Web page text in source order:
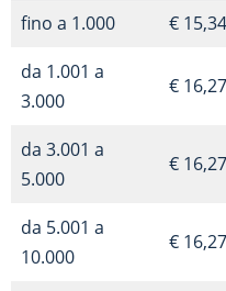
fino a 1.000 € 15,34
da 1.001 a
3.000
€ 16,27
da 3.001 a
5.000
€ 16,27
da 5.001 a
10.000
€ 16,27